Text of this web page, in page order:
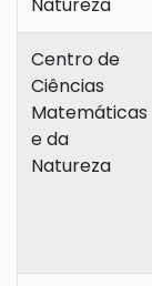
Centro de
Ciências
Matemáticas
e da
Natureza